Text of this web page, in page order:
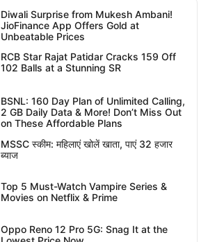
Diwali Surprise from Mukesh Ambani!
JioFinance App Offers Gold at
Unbeatable Prices
RCB Star Rajat Patidar Cracks 159 Off
102 Balls at a Stunning SR
BSNL: 160 Day Plan of Unlimited Calling,
2 GB Daily Data & More! Don’t Miss Out
on These Affordable Plans
MSSC स्कीम: महिलाएं खोलें खाता, पाएं 32 हजार
ब्याज
Top 5 Must-Watch Vampire Series &
Movies on Netflix & Prime
Oppo Reno 12 Pro 5G: Snag It at the